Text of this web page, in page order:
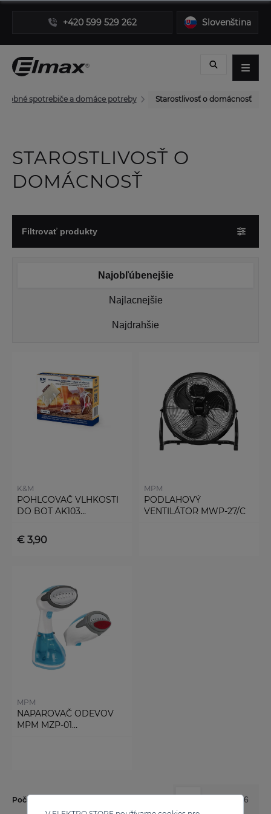
+420 599 529 262 Slovenština
spotrebiče a domáce potreby Starostlivosť o domácnosť
STAROSTLIVOSŤ O
DOMÁCNOSŤ
Filtrovať produkty
Najobľúbenejšie
Najlacnejšie
Najdrahšie
K&M
POHLCOVAČ VLHKOSTI
DO BOT AK103
€ 3,90
MPM
PODLAHOVÝ
VENTILÁTOR MWP-27/C
MPM
NAPAROVAČ ODEVOV
MPM MZP-01
Počet výsledkov na stránku: 36